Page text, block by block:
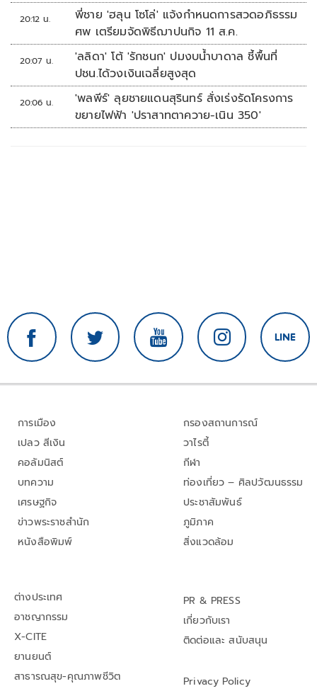
20:12 น.
พี่ชาย 'ฮลุน โซโล่' แจ้งกำหนดการสวดอภิธรรม
ศพ เตรียมจัดพิธีฌาปนกิจ 11 ส.ค.
20:07 น.
'ลลิดา' โต้ 'รักชนก' ปมงบน้ำบาดาล ชี้พื้นที่
ปชน.ได้วงเงินเฉลี่ยสูงสุด
20:06 น.
'พลพีร์' ลุยชายแดนสุรินทร์ สั่งเร่งรัดโครงการ
ขยายไฟฟ้า 'ปราสาทตาควาย-เนิน 350'
การเมือง
เปลว สีเงิน
คอลัมนิสต์
บทความ
เศรษฐกิจ
ข่าวพระราชสำนัก
หนังสือพิมพ์
กรองสถานการณ์
วาไรตี้
กีฬา
ท่องเที่ยว – ศิลปวัฒนธรรม
ประชาสัมพันธ์
ภูมิภาค
สิ่งแวดล้อม
ต่างประเทศ
อาชญากรรม
X-CITE
ยานยนต์
สาธารณสุข-คุณภาพชีวิต
PR & PRESS
เกี่ยวกับเรา
ติดต่อและ สนับสนุน
Privacy Policy